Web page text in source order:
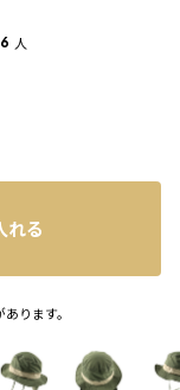
ります。
人
れる